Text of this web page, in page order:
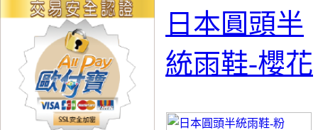
日本圓頭半
統雨鞋-櫻花